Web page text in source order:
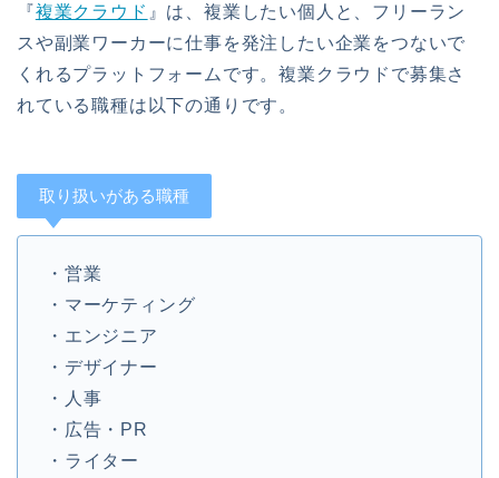
『複業クラウド 』は、複業したい個人と、フリーラン
スや副業ワーカーに仕事を発注したい企業をつないで
くれるプラットフォームです。複業クラウドで募集さ
れている職種は以下の通りです。
取り扱いがある職種
・営業
・マーケティング
・エンジニア
・デザイナー
・人事
・広告・PR
・ライター